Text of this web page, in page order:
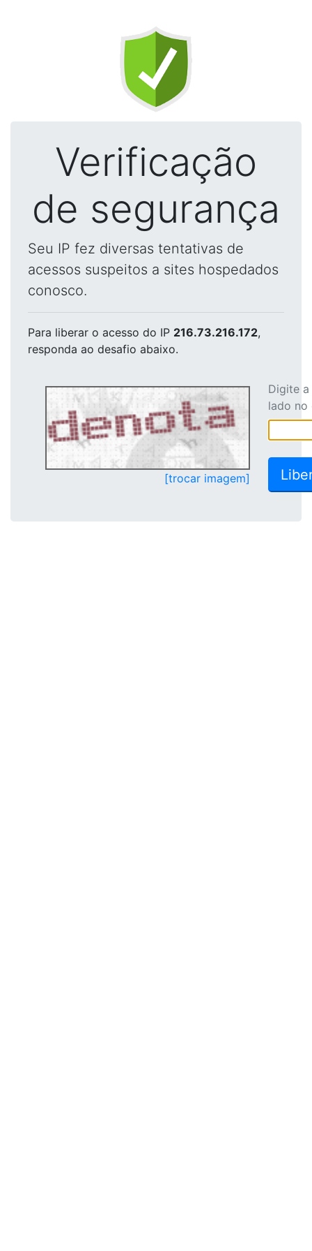
Verificação
de segurança
Seu IP fez diversas tentativas de
acessos suspeitos a sites hospedados
conosco.
Para liberar o acesso do IP 216.73.216.172,
responda ao desafio abaixo.
[trocar imagem]
Digite
lado no